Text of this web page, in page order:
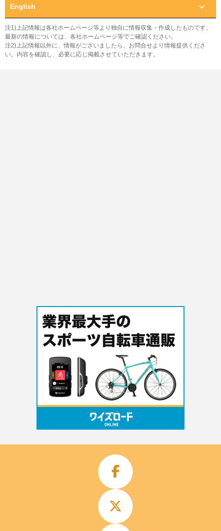
English
注1)上記情報は各社ホームページ等より独自に情報収集・作成したものです。
最新の情報については、各社ホームページ等でご確認ください。
注2)上記情報以外に、情報がございましたら、お問合せより情報提供くださ
い。内容を確認し、必要に応じ掲載させていただきます。